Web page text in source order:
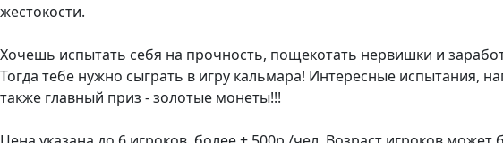
жестокости.
Хочешь испытать себя на прочность, пощекотать нервишки и
Тогда тебе нужно сыграть в игру кальмара! Интересные испытания,
также главный приз - золотые монеты!!!